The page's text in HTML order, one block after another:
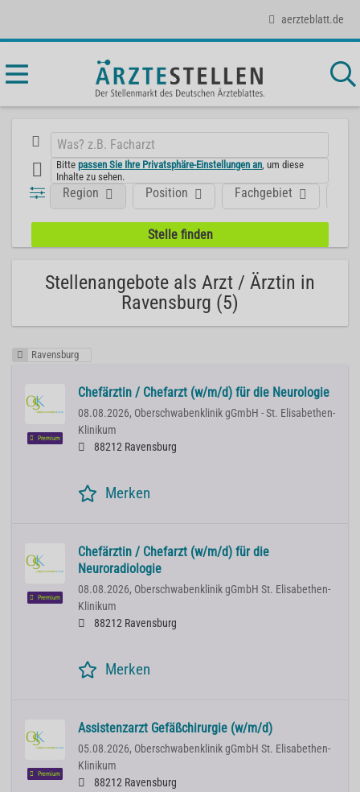
aerzteblatt.de
Bittepassen Sie Ihre Privatsphäre-Einstellungen an , um diese
Inhalte zu sehen.
Position Fachgebiet
Region
Stellenangebote als Arzt / Ärztin in
Ravensburg (5)
Ravensburg
Premium
Chefärztin / Chefarzt (w/m/d) für die Neurologie
08.08.2026, Oberschwabenklinik gGmbH - St. Elisabethen-
Klinikum
88212 Ravensburg
Merken
Premium
Chefärztin / Chefarzt (w/m/d) für die
Neuroradiologie
08.08.2026, Oberschwabenklinik gGmbH St. Elisabethen-
Klinikum
88212 Ravensburg
Merken
Premium
Assistenzarzt Gefäßchirurgie (w/m/d)
05.08.2026, Oberschwabenklinik gGmbH St. Elisabethen-
Klinikum
88212 Ravensburg